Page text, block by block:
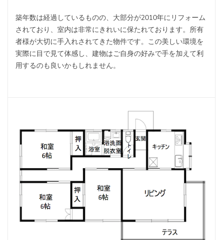
築年数は経過しているものの、大部分が2010年にリフォーム
されており、室内は非常にきれいに保たれております。所有
者様が大切に手入れされてきた物件です。この美しい環境を
実際に目で見て体感し、建物はご自身の好みで手を加えて利
用するのも良いかもしれません。